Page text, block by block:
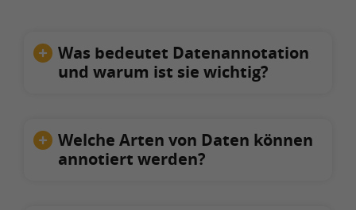
Was bedeutet Datenannotation
und warum ist sie wichtig?
Welche Arten von Daten können
annotiert werden?